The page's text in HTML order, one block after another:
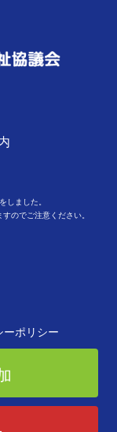
しました。
のでご注意ください。
ーポリシー